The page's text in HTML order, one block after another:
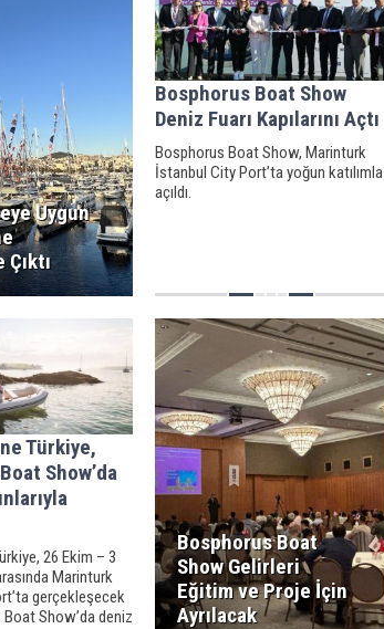
Uygun
Bosphorus Boat Show
Deniz Fuarı Kapılarını Açtı
Bosphorus Boat Show, Marinturk
İstanbul City Port’ta yoğun katılımla
açıldı.
Türkiye,
Show’da
26 Ekim – 3
Marinturk
gerçekleşecek
Show’da deniz
Bosphorus Boat
Show Gelirleri
Eğitim ve Proje İçin
Ayrılacak